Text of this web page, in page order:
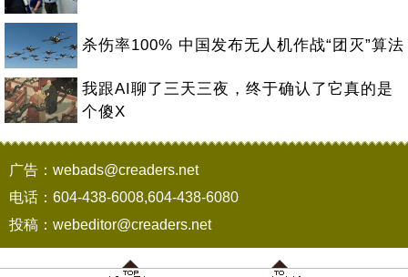
杀伤率100% 中国发布无人机作战“团灭”算法
我跟AI聊了三天三夜，终于确认了它真的是
个傻X
广告：webads@creaders.net
电话：604-438-6008,604-438-6080
投稿：webeditor@creaders.net